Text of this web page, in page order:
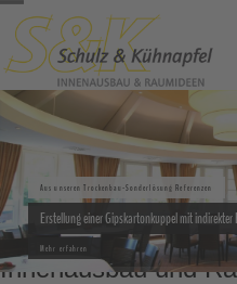
Skip
content
Open
mobile
menu
Close
mobile
menu
Erstellung einer Gipskartonkuppel mit
Aus unseren Trockenbau-Sonderlösung Referenzen
Mehr erfahren
Innenausbau und